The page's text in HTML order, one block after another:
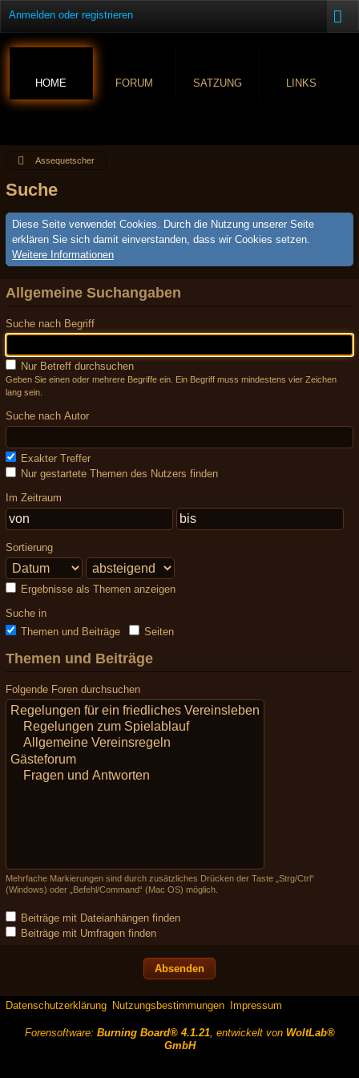
Anmelden oder registrieren
HOME FORUM SATZUNG LINKS
Assequetscher
Suche
Diese Seite verwendet Cookies. Durch die Nutzung unserer Seite
erklären Sie sich damit einverstanden, dass wir Cookies setzen.
Weitere Informationen
Allgemeine Suchangaben
Suche nach Begriff
Nur Betreff durchsuchen
Geben Sie einen oder mehrere Begriffe ein. Ein Begriff muss mindestens vier Zeichen
lang sein.
Suche nach Autor
Exakter Treffer
Nur gestartete Themen des Nutzers finden
Im Zeitraum
Sortierung
Ergebnisse als Themen anzeigen
Suche in
Themen und Beiträge
Seiten
Themen und Beiträge
Folgende Foren durchsuchen
Mehrfache Markierungen sind durch zusätzliches Drücken der Taste „Strg/Ctrl“
(Windows) oder „Befehl/Command“ (Mac OS) möglich.
Beiträge mit Dateianhängen finden
Beiträge mit Umfragen finden
Datenschutzerklärung Nutzungsbestimmungen Impressum
Forensoftware: Burning Board® 4.1.21, entwickelt von WoltLab®
GmbH